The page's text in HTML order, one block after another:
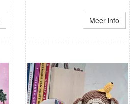
Meer info